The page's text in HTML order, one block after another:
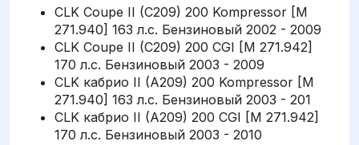
CLK Coupe II (C209) 200 Kompressor [M
271.940] 163 л.с. Бензиновый 2002 - 2009
CLK Coupe II (C209) 200 CGI [M 271.942]
170 л.с. Бензиновый 2003 - 2009
CLK кабрио II (A209) 200 Kompressor [M
271.940] 163 л.с. Бензиновый 2003 - 201
CLK кабрио II (A209) 200 CGI [M 271.942]
170 л.с. Бензиновый 2003 - 2010